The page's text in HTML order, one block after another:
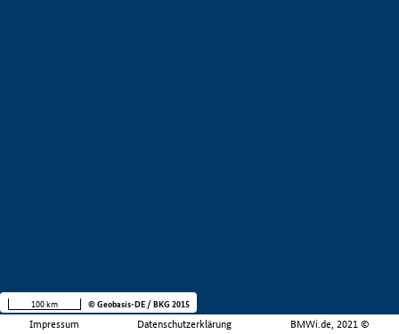
Impressum Datenschutzerklärung BMWi.de, 2021 ©
100 km © Geobasis-DE / BKG 2015